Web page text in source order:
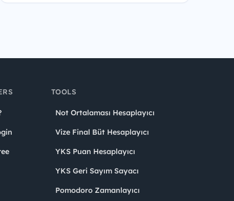
TOOLS
Not Ortalaması Hesaplayıcı
Vize Final Büt Hesaplayıcı
YKS Puan Hesaplayıcı
YKS Geri Sayım Sayacı
Pomodoro Zamanlayıcı